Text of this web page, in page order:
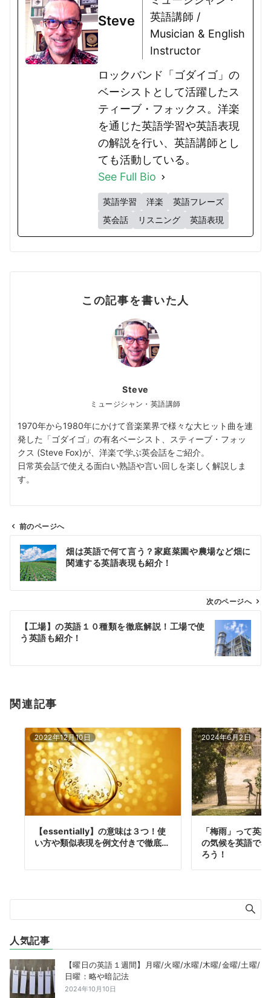
Steve
英語講師 /
Musician & English
Instructor
ロックバンド「ゴダイゴ」の
ベーシストとして活躍したス
ティーブ・フォックス。洋楽
を通じた英語学習や英語表現
の解説を行い、英語講師とし
ても活動している。
See Full Bio
英語学習 洋楽
英語フレーズ
英会話
リスニング 英語表現
この記事を書いた人
Steve
ミュージシャン・英語講師
1970年から1980年にかけて音楽業界で様々な大ヒット曲を連
発した「ゴダイゴ」の有名ベーシスト、スティーブ・フォッ
クス (Steve Fox)が、洋楽で学ぶ英会話をご紹介。
日常英会話で使える面白い熟語や言い回しを楽しく解説しま
す。
ビ
ン
前のページへ
畑は英語で何て言う？家庭菜園や農場など畑に
関連する英語表現も紹介！
次のページへ
【工場】の英語１０種類を徹底解説！工場で使
う英語も紹介！
関連記事
2022年12月10日
【essentially】の意味は３つ！使
い方や類似表現を例文付きで徹底…
2024年6月2日
「梅雨」って英
の気候を英語で
ろう！
人気記事
【曜日の英語１週間】月曜/火曜/水曜/木曜/金曜/土曜/
日曜：略や暗記法
2024年10月10日